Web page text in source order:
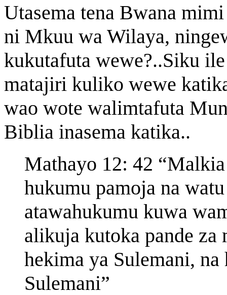
Utasema tena Bwana
ni Mkuu wa Wilaya,
kukutafuta wewe?..Siku
matajiri kuliko wewe
wao wote walimtafuta
Biblia inasema katika..
Mathayo 12: 42
hukumu pamoja na
atawahukumu kuwa
alikuja kutoka pande
hekima ya Sulemani,
Sulemani”